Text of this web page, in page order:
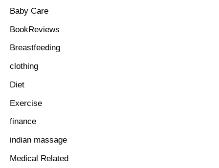
Baby Care
BookReviews
Breastfeeding
clothing
Diet
Exercise
finance
indian massage
Medical Related